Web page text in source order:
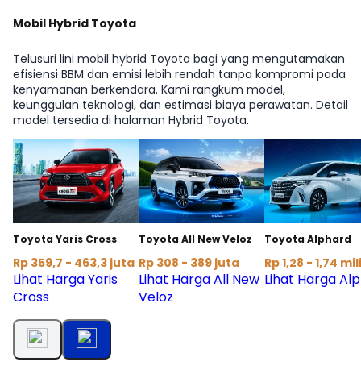
Mobil Hybrid Toyota
Telusuri lini mobil hybrid Toyota bagi yang mengutamakan
efisiensi BBM dan emisi lebih rendah tanpa kompromi pada
kenyamanan berkendara. Kami rangkum model,
keunggulan teknologi, dan estimasi biaya perawatan. Detail
model tersedia di halaman Hybrid Toyota.
Toyota Yaris Cross
Rp 359,7 - 463,3 juta
Lihat Harga Yaris
Cross
Toyota All New Veloz
Rp 308 - 389 juta
Lihat Harga All New
Veloz
Toyota Alphard
Rp 1,28 - 1,74
Lihat Harga